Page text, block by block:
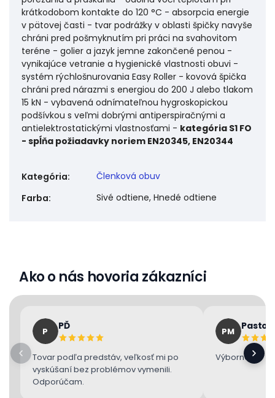
krátkodobom kontakte do 120 °C - absorpcia energie
v pätovej časti - tvar podrážky v oblasti špičky navyše
chráni pred pošmyknutím pri práci na svahovitom
teréne - golier a jazyk jemne zakončené penou -
vynikajúce vetranie a hygienické vlastnosti obuvi -
systém rýchlošnurovania Easy Roller - kovová špička
chráni pred nárazmi s energiou do 200 J alebo tlakom
15 kN - vybavená odnímateľnou hygroskopickou
podšívkou s veľmi dobrými antiperspiračnými a
antielektrostatickými vlastnosťami - kategória S1 FO
- spĺňa požiadavky noriem EN20345, EN20344
Kategória:
Členková obuv
Farba: Sivé odtiene, Hnedé odtiene
Ako o nás hovoria zákazníci
P PĎ
Tovar podľa predstáv, veľkosť mi po
vyskúšaní bez problémov vymenili.
Odporúčam.
PM
Výborne 👌